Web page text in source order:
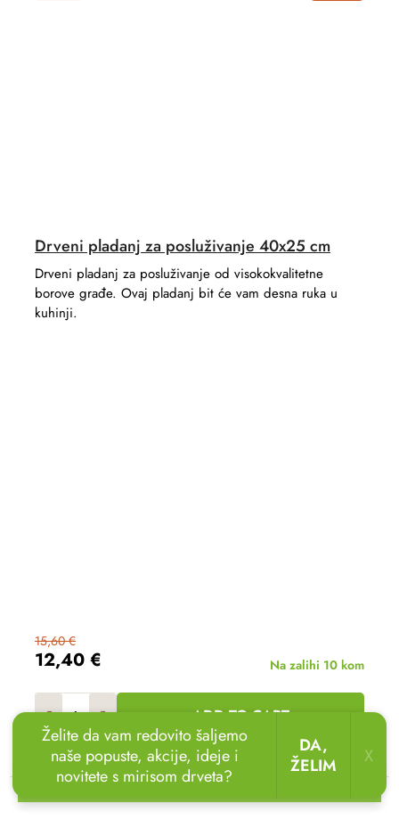
Uživajte u odmoru u vrtu!Drvene ležaljke
sada uz popust
Drveni pladanj za posluživanje 40x25 cm
12,40 €
15,60 €
Na zalihi 10 kom
ADD TO CART
Drveni pladanj za posluživanje od visokokvalitetne
borove građe. Ovaj pladanj bit će vam desna ruka u
kuhinji.
Želite da vam redovito šaljemo
naše popuste, akcije, ideje i
novitete s mirisom drveta?
DA,
ŽELIM
X